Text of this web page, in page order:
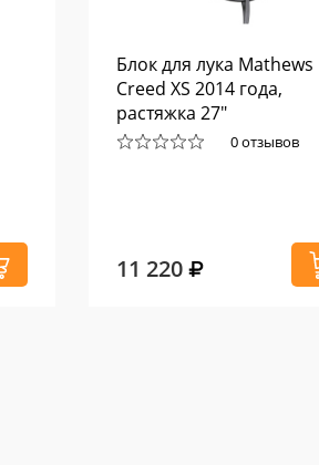
Блок для лука Mathews
Creed XS 2014 года,
растяжка 27"
0 отзывов
11 220